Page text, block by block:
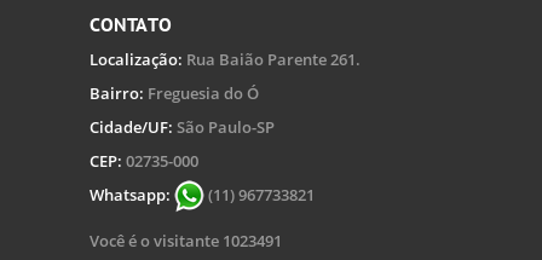
CONTATO
Localização: Rua Baião Parente 261.
Bairro: Freguesia do Ó
Cidade/UF: São Paulo-SP
CEP: 02735-000
Whatsapp:
(11) 967733821
Você é o visitante 1023491